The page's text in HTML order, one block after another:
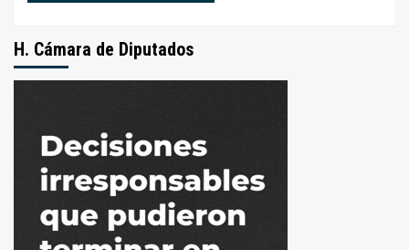
H. Cámara de Diputados